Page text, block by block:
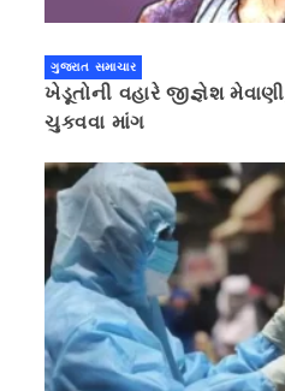
ગુજરાત સમાચાર
ખેડૂતોની વહારે જીજ્ઞેશ
ચુકવવા માંગ